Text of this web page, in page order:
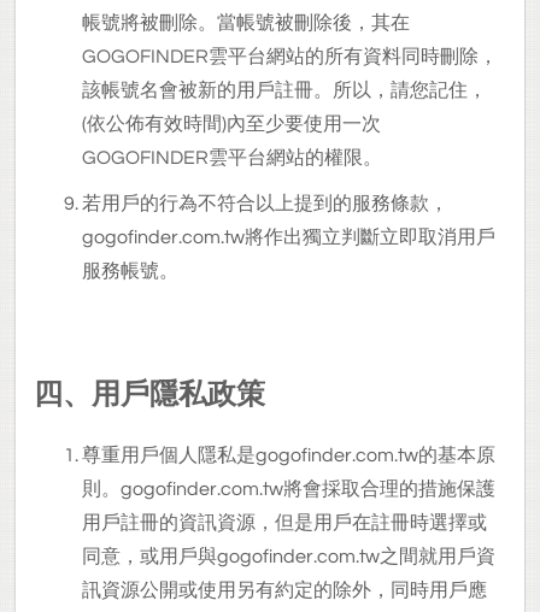
帳號將被刪除。當帳號被刪除後，其在
GOGOFINDER雲平台網站的所有資料同時刪除，
該帳號名會被新的用戶註冊。所以，請您記住，
(依公佈有效時間)內至少要使用一次
GOGOFINDER雲平台網站的權限。
若用戶的行為不符合以上提到的服務條款，
gogofinder.com.tw將作出獨立判斷立即取消用戶
服務帳號。
四、用戶隱私政策
尊重用戶個人隱私是gogofinder.com.tw的基本原
則。gogofinder.com.tw將會採取合理的措施保護
用戶註冊的資訊資源，但是用戶在註冊時選擇或
同意，或用戶與gogofinder.com.tw之間就用戶資
訊資源公開或使用另有約定的除外，同時用戶應